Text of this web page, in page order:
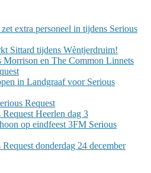
extra personeel in tijdens Serious
Sittard tijdens Wèntjerdruim!
Morrison en The Common Linnets
in Landgraaf voor Serious
Request
Heerlen dag 3
op eindfeest 3FM Serious
donderdag 24 december